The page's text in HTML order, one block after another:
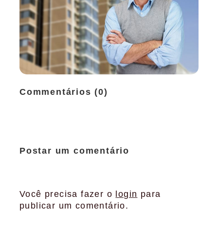
Commentários (0)
Postar um comentário
Você precisa fazer o login para
publicar um comentário.